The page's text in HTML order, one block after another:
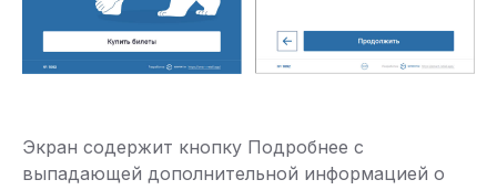
Экран содержит кнопку Подробнее с
выпадающей дополнительной информацией о